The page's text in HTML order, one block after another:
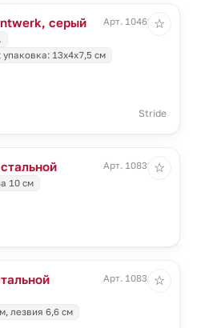
серый
Арт. 10462.10
13х4х7,5 см
Stride
☆
Арт. 10832.10
10 см
☆
Арт. 10834.10
лезвия 6,6 см
☆